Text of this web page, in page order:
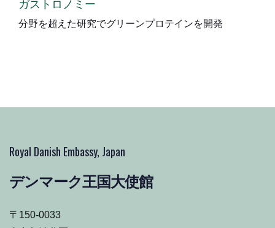
ガストロノミー
分野を超えた研究でグリーンプロテインを開発
Royal Danish Embassy, Japan
デンマーク王国大使館
〒150-0033